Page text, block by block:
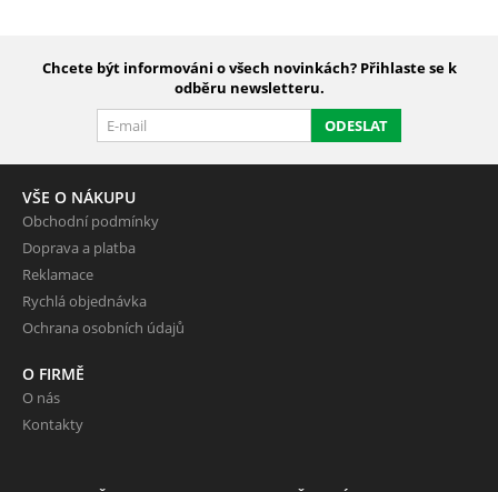
Chcete být informováni o všech novinkách? Přihlaste se k
odběru newsletteru.
ODESLAT
VŠE O NÁKUPU
Obchodní podmínky
Doprava a platba
Reklamace
Rychlá objednávka
Ochrana osobních údajů
O FIRMĚ
O nás
Kontakty